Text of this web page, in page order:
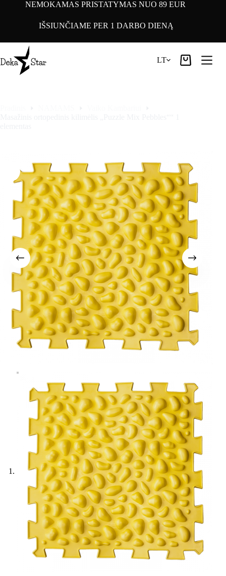
NEMOKAMAS PRISTATYMAS NUO 89 EUR
IŠSIUNČIAME PER 1 DARBO DIENĄ
LT
Pirkinių